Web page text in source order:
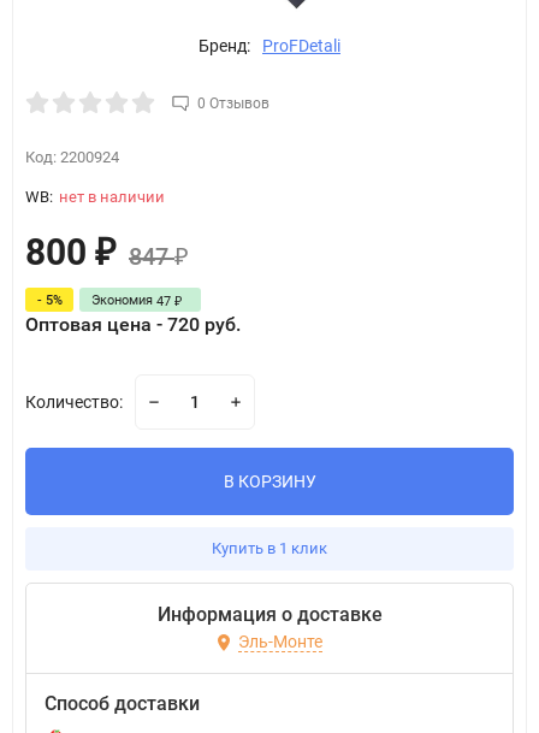
Бренд: ProFDetali
0 Отзывов
Код: 2200924
WB: нет в наличии
800 ₽ 847₽
- 5% Экономия 47 ₽
Оптовая цена - 720 руб.
Количество:
В КОРЗИНУ
Купить в 1 клик
Информация о доставке
Эль-Монте
Способ доставки